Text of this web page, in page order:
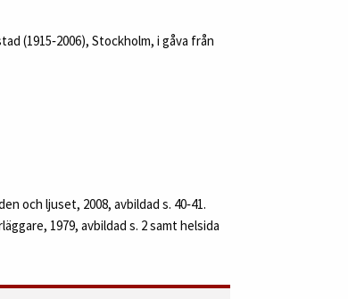
(1915‑2006), Stockholm, i gåva från
och ljuset, 2008, avbildad s. 40‑41.
1979, avbildad s. 2 samt helsida